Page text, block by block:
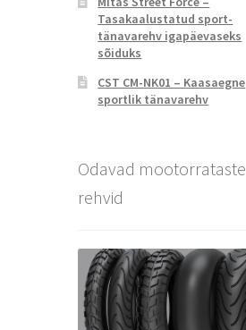
Tasakaalustatud sport-
tänavarehv igapäevaseks
sõiduks
CST CM-NK01 – Kaasaegne
sportlik tänavarehv
Odavad mootorrataste
rehvid